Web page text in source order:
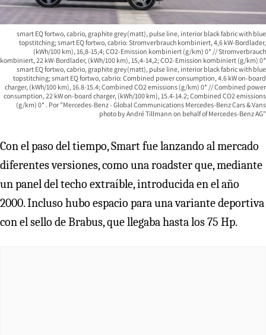
smart EQ fortwo, cabrio, graphite grey(matt), pulse line, interior black fabric with blue
topstitching; smart EQ fortwo, cabrio: Stromverbrauch kombiniert, 4,6 kW-Bordlader,
(kWh/100 km), 16,8-15,4; CO2-Emission kombiniert (g/km) 0* // Stromverbrauch
kombiniert, 22 kW-Bordlader, (kWh/100 km), 15,4-14,2; CO2-Emission kombiniert (g/km) 0*
smart EQ fortwo, cabrio, graphite grey(matt), pulse line, interior black fabric with blue
topstitching; smart EQ fortwo, cabrio: Combined power consumption, 4.6 kW on-board
charger, (kWh/100 km), 16.8-15.4; Combined CO2 emissions (g/km) 0* // Combined power
consumption, 22 kW on-board charger, (kWh/100 km), 15.4-14.2; Combined CO2 emissions
(g/km) 0*
"Mercedes-Benz - Global Communications Mercedes-Benz Cars & Vans
photo by André Tillmann on behalf of Mercedes-Benz AG"
Con el paso del tiempo, Smart fue lanzando al mercado
diferentes versiones, como una roadster que, mediante
un panel del techo extraíble, introducida en el año
2000. Incluso hubo espacio para una variante deportiva
con el sello de Brabus, que llegaba hasta los 75 Hp.